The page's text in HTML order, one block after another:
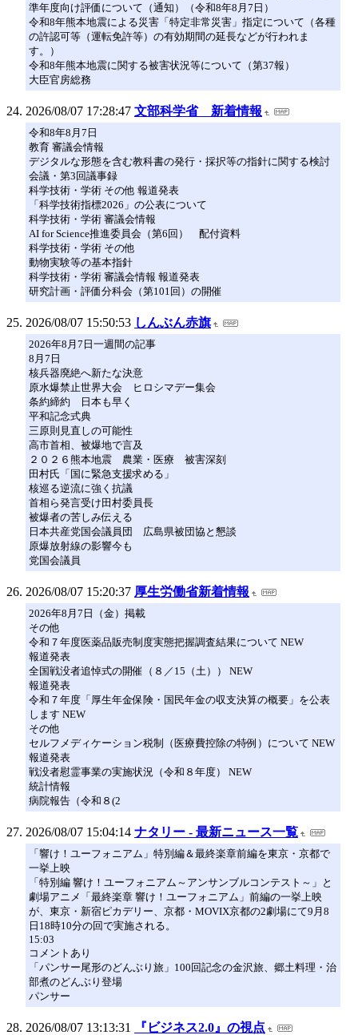
準年度向け評価について（通知）（令和8年8月7日）
令和8年熊本地震による災害「特定非常災害」指定について（各種
の許認可等（運転免許等）の有効期間の延長などが行われま
す。）
令和8年熊本地震に関する被害状況等について（第37報）
大臣官房総務
2026/08/07 17:28:47 文部科学省 新着情報
令和8年8月7日
教育 審議会情報
デジタルな形態を含む教科書の発行・採択等の指針に関する検討
会議・第3回議事録
科学技術・学術 その他 報道発表
「科学技術指標2026」の公表について
科学技術・学術 審議会情報
AI for Science推進委員会（第6回） 配付資料
科学技術・学術 その他
動物実験等の基本指針
科学技術・学術 審議会情報 報道発表
研究計画・評価分科会（第101回）の開催
2026/08/07 15:50:53 しんぶん赤旗
2026年8月7日一週間の記事
8月7日
核兵器廃絶へ新たな決意
原水爆禁止世界大会 ヒロシマデー集会
条約締約 日本も早く
平和記念式典
三原則見直しの可能性
高市首相、被爆地で言及
２０２６熊本地震 農業・医療 被害深刻
田村氏「国に緊急支援求める」
核巡る逆流に強く抗議
首相ら発言受け田村委員長
被爆者の苦しみ伝える
日本共産党国会議員団 広島県被団協と懇談
原爆放射線の影響今も
党国会議員
2026/08/07 15:20:37 厚生労働省新着情報
2026年8月7日（金）掲載
その他
令和７年度医薬品販売制度実態把握調査結果について NEW
報道発表
全国戦没者追悼式の開催（８／15（土）） NEW
報道発表
令和７年度「厚生年金保険・国民年金の収支決算の概要」を公表
します NEW
その他
セルフメディケーション税制（医療費控除の特例）について NEW
報道発表
戦没者慰霊事業の実施状況（令和８年度） NEW
統計情報
病院報告（令和８(2
2026/08/07 15:04:14 ナタリー - 最新ニュース一覧
「響け！ユーフォニアム」特別編＆最終楽章前編を東京・京都で
一挙上映
「特別編 響け！ユーフォニアム～アンサンブルコンテスト～」と
劇場アニメ「最終楽章 響け！ユーフォニアム」前編の一挙上映
が、東京・新宿ピカデリー、京都・MOVIX京都の2劇場にて9月8
日18時10分の回で実施される。
15:03
コメントあり
「パンサー尾形のどんぶり旅」100回記念の金沢旅、郷土料理・治
部煮のどんぶり登場
パンサー
2026/08/07 13:13:31 『ビジネス2.0』の視点